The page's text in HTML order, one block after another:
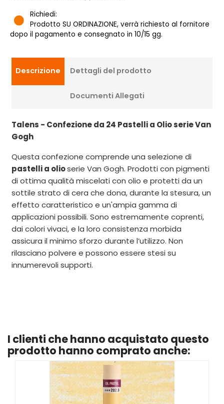
Richiedi:
Prodotto SU ORDINAZIONE, verrà richiesto al fornitore
dopo il pagamento e consegnato in 10/15 gg.
Descrizione Dettagli del prodotto
Documenti Allegati
Talens - Confezione da 24 Pastelli a Olio serie Van
Gogh
Questa confezione comprende una selezione di
pastelli a olioserie Van Gogh. Prodotti con pigmenti
di ottima qualità miscelati con olio e protetti da un
sottile strato di cera che dona, durante la stesura, un
effetto caratteristico e un'ampia gamma di
applicazioni possibili. Sono estremamente coprenti,
dai colori vivaci, e la loro consistenza morbida
assicura il minimo sforzo durante l’utilizzo. Non
rilasciano polvere e possono essere stesi su
innumerevoli supporti.
I clienti che hanno acquistato questo
prodotto hanno comprato anche: